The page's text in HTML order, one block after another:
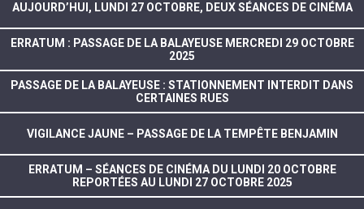
AUJOURD’HUI, LUNDI 27 OCTOBRE, DEUX SÉANCES DE CINÉMA
ERRATUM : PASSAGE DE LA BALAYEUSE MERCREDI 29 OCTOBRE
2025
PASSAGE DE LA BALAYEUSE : STATIONNEMENT INTERDIT DANS
CERTAINES RUES
VIGILANCE JAUNE – PASSAGE DE LA TEMPÊTE BENJAMIN
ERRATUM – SÉANCES DE CINÉMA DU LUNDI 20 OCTOBRE
REPORTÉES AU LUNDI 27 OCTOBRE 2025